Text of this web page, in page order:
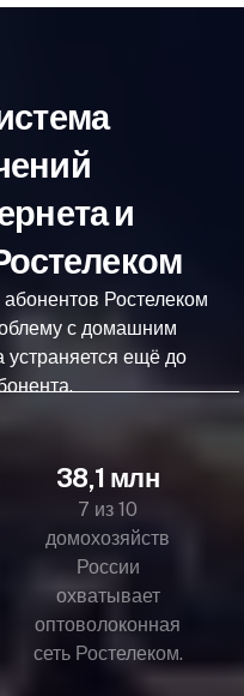
и
Ростелеком
с домашним
устраняется ещё до
38,1 млн
7 из 10
домохозяйств
России
охватывает
оптоволоконная
сеть Ростелеком.